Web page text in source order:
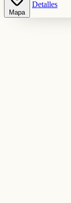
Mapa
Detalles